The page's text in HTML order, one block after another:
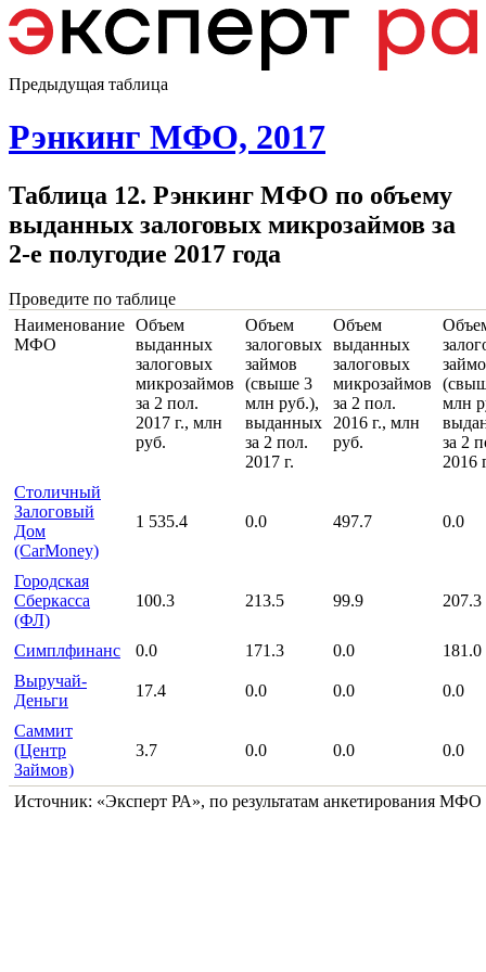
Предыдущая таблица
Рэнкинг МФО, 2017
Таблица 12. Рэнкинг МФО по объему
выданных залоговых микрозаймов за
2-е полугодие 2017 года
Проведите по таблице
Наименование
МФО
Объем
выданных
залоговых
микрозаймов
за 2 пол.
2017 г., млн
руб.
Объем
залоговых
займов
(свыше 3
млн руб.),
выданных
за 2 пол.
2017 г.
Объем
выданных
залоговых
микрозаймов
за 2 пол.
2016 г., млн
руб.
млн
за 2
2016
Столичный
Залоговый
Дом
(CarMoney)
1 535.4 0.0 497.7 0.0
Городская
Сберкасса
(ФЛ)
100.3 213.5 99.9 207.3
Симплфинанс 0.0 171.3 0.0
181.0
Выручай-
Деньги
17.4 0.0 0.0 0.0
Саммит
(Центр
Займов)
3.7 0.0 0.0 0.0
Источник: «Эксперт РА», по результатам анкетирования МФО